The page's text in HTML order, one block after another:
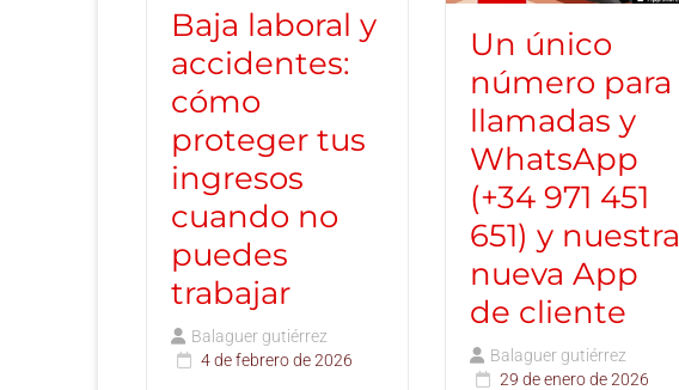
Baja laboral y
accidentes:
cómo
proteger tus
ingresos
cuando no
puedes
trabajar
Balaguer gutiérrez
4 de febrero de 2026
Un único
número para
llamadas y
WhatsApp
(+34 971 451
651) y nuestra
nueva App
de cliente
Balaguer gutiérrez
29 de enero de 2026